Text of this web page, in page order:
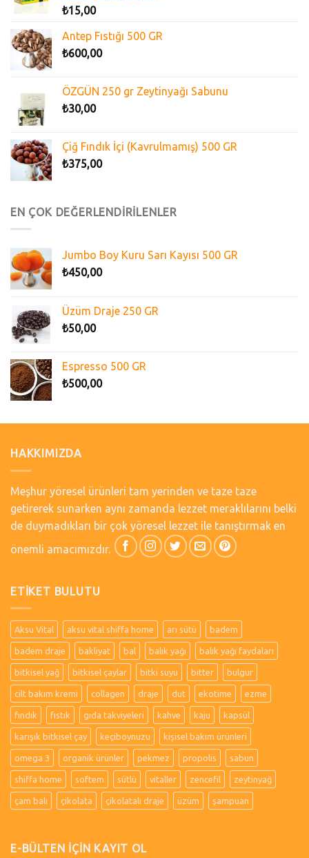
₺15,00
Antep Fıstığı 500 GR
₺600,00
ÖZGÜN 250 gr Zeytinyağı Sabunu
₺30,00
Çiğ Fındık İçi (Kavrulmamış) 500 GR
₺375,00
EN ÇOK DEĞERLENDİRİLENLER
Jumbo Boy Kuru Sarı Kayısı 500 GR
₺450,00
Üzüm Draje 250 GR
₺50,00
Espresso 500 GR
₺500,00
HAKKIMIZDA
Meşhur yöresel ürünleri tam yerinden ve taze taze
getirerek sunarken aynı zamanda lezzet meraklılarını belki
de duymadıkları bir çok yöresel lezzet ile tanıştırmak en
önemli amacımızdır.
ETIKET BULUTU
Aksu Vital aksu vital shiffa home arı sütü badem
badem draje bakliyat bal balık yağı balık yağı faydaları
bitkisel yağ bitkisel çaylar bitki suyu bitter bulgur
cilt bakım kremi collagen draje dut ekotime ezme
fındık fıstık gıda takviyeleri kahve kaju kapsül
karışık bitkisel çay keçiboynuzu kişisel bakım ürünleri
omega 3 organik ürünler pekmez propolis sabun
shiffa home softem sütlü vitaller zencefil zeytinyağ
çam balı çikolata çikolatalı draje üzüm şampuan
E-BÜLTEN İÇİN KAYIT OL